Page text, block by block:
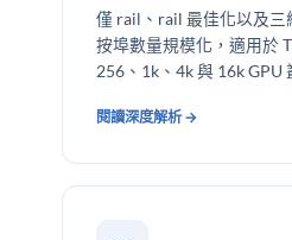
僅 rail、rail 最佳化以及三
按埠數量規模化，適用於
256、1k、4k 與 16k GPU
閱讀深度解析 →